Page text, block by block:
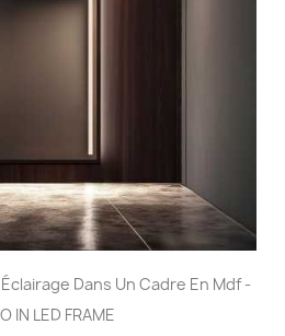
Dans Un Cadre En Mdf -
IN LED FRAME